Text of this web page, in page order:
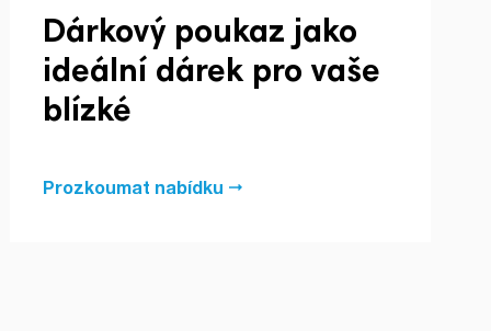
Dárkový poukaz jako
ideální dárek pro vaše
blízké
Prozkoumat nabídku